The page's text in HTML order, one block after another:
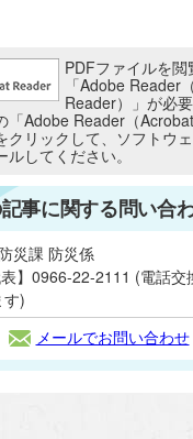
ファイルPDFファイルを閲
「Adobe Reader
Reader）」が必
「Adobe Reader（
クリックして、ソフトウ
してください。
事に関する問い合
災課 防災係
表】0966-22-2111 (電話
す)
メールでお問い合わせ